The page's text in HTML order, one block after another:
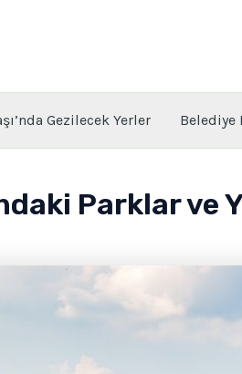
Gezilecek Yerler Belediye
Parklar